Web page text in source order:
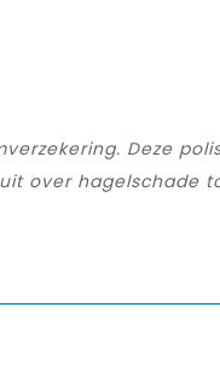
Deze
over hagelschade